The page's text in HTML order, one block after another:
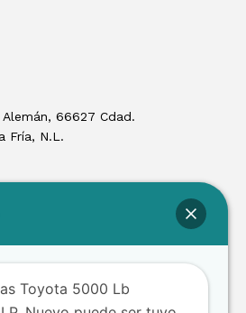
Alemán, 66627 Cdad.
Fría, N.L.
Toyota 5000 Lb